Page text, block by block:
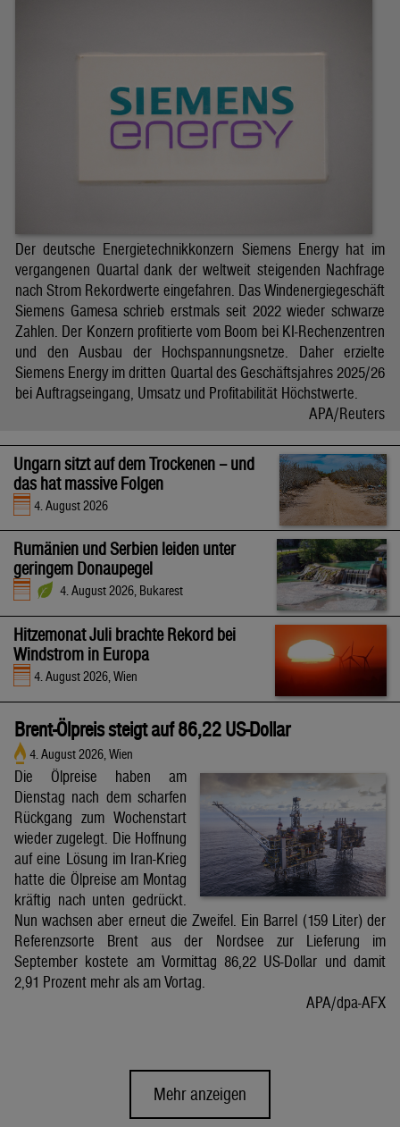
Der deutsche Energietechnikkonzern Siemens Energy hat im
vergangenen Quartal dank der weltweit steigenden Nachfrage
nach Strom Rekordwerte eingefahren. Das Windenergiegeschäft
Siemens Gamesa schrieb erstmals seit 2022 wieder schwarze
Zahlen. Der Konzern profitierte vom Boom bei KI-Rechenzentren
und den Ausbau der Hochspannungsnetze. Daher erzielte
Siemens Energy im dritten Quartal des Geschäftsjahres 2025/26
bei Auftragseingang, Umsatz und Profitabilität Höchstwerte.
APA/Reuters
Ungarn sitzt auf dem Trockenen – und
das hat massive Folgen
4. August 2026
Rumänien und Serbien leiden unter
geringem Donaupegel
4. August 2026, Bukarest
Hitzemonat Juli brachte Rekord bei
Windstrom in Europa
4. August 2026, Wien
Brent-Ölpreis steigt auf 86,22 US-Dollar
4. August 2026, Wien
Die Ölpreise haben am
Dienstag nach dem scharfen
Rückgang zum Wochenstart
wieder zugelegt. Die Hoffnung
auf eine Lösung im Iran-Krieg
hatte die Ölpreise am Montag
kräftig nach unten gedrückt.
Nun wachsen aber erneut die Zweifel. Ein Barrel (159 Liter) der
Referenzsorte Brent aus der Nordsee zur Lieferung im
September kostete am Vormittag 86,22 US-Dollar und damit
2,91 Prozent mehr als am Vortag.
APA/dpa-AFX
Mehr anzeigen